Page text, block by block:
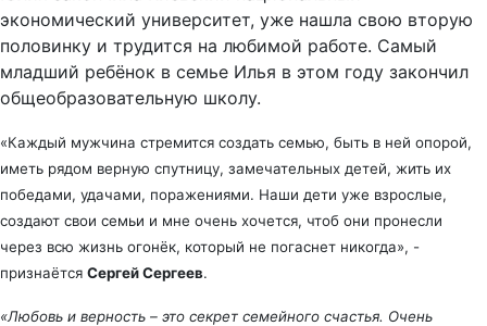
экономический университет, уже нашла свою вторую
половинку и трудится на любимой работе. Самый
младший ребёнок в семье Илья в этом году закончил
общеобразовательную школу.
«Каждый мужчина стремится создать семью, быть в ней опорой,
иметь рядом верную спутницу, замечательных детей, жить их
победами, удачами, поражениями. Наши дети уже взрослые,
создают свои семьи и мне очень хочется, чтоб они пронесли
через всю жизнь огонёк, который не погаснет никогда», -
признаётся Сергей Сергеев.
«Любовь и верность – это секрет семейного счастья. Очень